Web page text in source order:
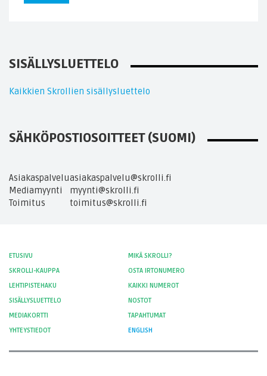
SISÄLLYSLUETTELO
Kaikkien Skrollien sisällysluettelo
SÄHKÖPOSTIOSOITTEET (SUOMI)
Asiakaspalveluasiakaspalvelu@skrolli.fi
Mediamyynti
myynti@skrolli.fi
Toimitus
toimitus@skrolli.fi
ETUSIVU
MIKÄ SKROLLI?
SKROLLI-KAUPPA
OSTA IRTONUMERO
LEHTIPISTEHAKU
KAIKKI NUMEROT
SISÄLLYSLUETTELO
NOSTOT
MEDIAKORTTI
TAPAHTUMAT
YHTEYSTIEDOT
ENGLISH